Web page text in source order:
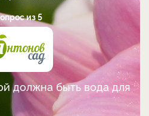
из 5
должна быть вода для